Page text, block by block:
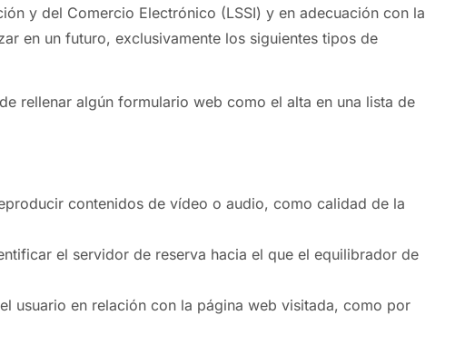
y del Comercio Electrónico (LSSI) y en adecuación con la
en un futuro, exclusivamente los siguientes tipos de
rellenar algún formulario web como el alta en una lista de
contenidos de vídeo o audio, como calidad de la
el servidor de reserva hacia el que el equilibrador de
usuario en relación con la página web visitada, como por